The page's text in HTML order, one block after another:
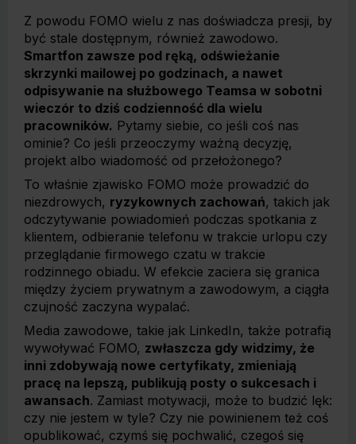
Z powodu FOMO wielu z nas doświadcza presji, by
być stale dostępnym, również zawodowo.
Smartfon zawsze pod ręką, odświeżanie
skrzynki mailowej po godzinach, a nawet
odpisywanie na służbowego Teamsa w sobotni
wieczór to dziś codzienność dla wielu
pracowników. Pytamy siebie, co jeśli coś nas
ominie? Co jeśli przeoczymy ważną decyzję,
projekt albo wiadomość od przełożonego?
To właśnie zjawisko FOMO może prowadzić do
niezdrowych, ryzykownych zachowań, takich jak
odczytywanie powiadomień podczas spotkania z
klientem, odbieranie telefonu w trakcie urlopu czy
przeglądanie firmowego czatu w trakcie
rodzinnego obiadu. W efekcie zaciera się granica
między życiem prywatnym a zawodowym, a ciągła
czujność zaczyna wypalać.
Media zawodowe, takie jak LinkedIn, także potrafią
wywoływać FOMO, zwłaszcza gdy widzimy, że
inni zdobywają nowe certyfikaty, zmieniają
pracę na lepszą, publikują posty o sukcesach i
awansach. Zamiast motywacji, może to budzić lęk:
czy nie jestem w tyle? Czy nie powinienem też coś
opublikować, czymś się pochwalić, czegoś się